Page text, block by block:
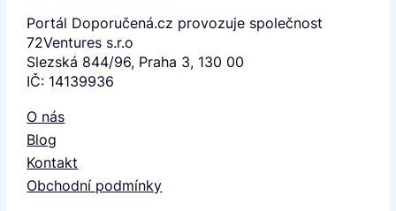
Portál Doporučená.cz provozuje společnost
72Ventures s.r.o
Slezská 844/96, Praha 3, 130 00
IČ: 14139936
O nás
Blog
Kontakt
Obchodní podmínky